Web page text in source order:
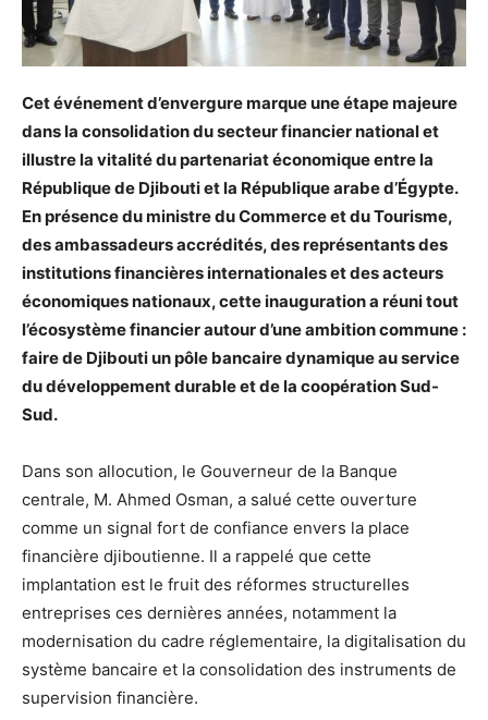
Cet événement d’envergure marque une étape majeure
dans la consolidation du secteur financier national et
illustre la vitalité du partenariat économique entre la
République de Djibouti et la République arabe d’Égypte.
En présence du ministre du Commerce et du Tourisme,
des ambassadeurs accrédités, des représentants des
institutions financières internationales et des acteurs
économiques nationaux, cette inauguration a réuni tout
l’écosystème financier autour d’une ambition commune :
faire de Djibouti un pôle bancaire dynamique au service
du développement durable et de la coopération Sud-
Sud.
Dans son allocution, le Gouverneur de la Banque
centrale, M. Ahmed Osman, a salué cette ouverture
comme un signal fort de confiance envers la place
financière djiboutienne. Il a rappelé que cette
implantation est le fruit des réformes structurelles
entreprises ces dernières années, notamment la
modernisation du cadre réglementaire, la digitalisation du
système bancaire et la consolidation des instruments de
supervision financière.